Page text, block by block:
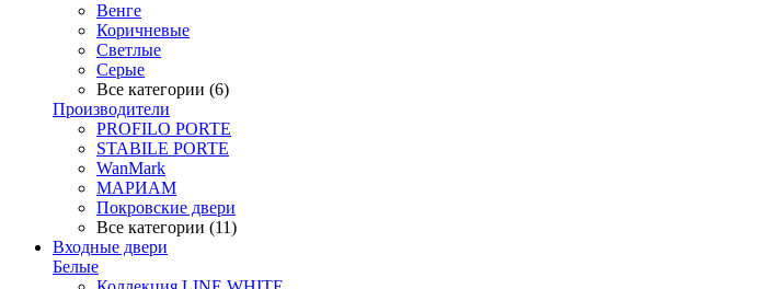
Венге
Коричневые
Светлые
Серые
Все категории (6)
Производители
PROFILO PORTE
STABILE PORTE
WanMark
МАРИАМ
Покровские двери
Все категории (11)
Входные двери
Белые